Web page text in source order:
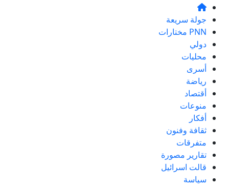
جولة سريعة
PNN مختارات
دولي
محليات
أسرى
رياضة
أقتصاد
منوعات
أفكار
ثقافة وفنون
متفرقات
تقارير مصورة
قالت اسرائيل
سياسة